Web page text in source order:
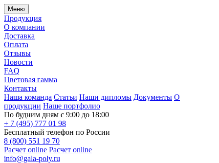
Меню
Продукция
О компании
Доставка
Оплата
Отзывы
Новости
FAQ
Цветовая гамма
Контакты
Наша команда Статьи Наши дипломы Документы О
продукции Наше портфолио
По будним дням с 9:00 до 18:00
+ 7 (495) 777 01 98
Бесплатный телефон по России
8 (800) 551 19 70
Расчет online Расчет online
info@gala-poly.ru